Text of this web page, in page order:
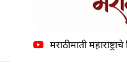
मराठीमाती